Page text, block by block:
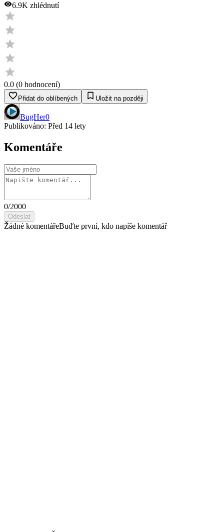
6.9K zhlédnutí
0.0 (0 hodnocení)
Přidat do oblíbených Uložit na později
BugHer0
Publikováno: Před 14 lety
Komentáře
0/2000
Odeslat
Žádné komentářeBuďte první, kdo napíše komentář